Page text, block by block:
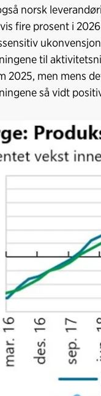
norsk
fire prosent i
til
2025, men mens
så vidt